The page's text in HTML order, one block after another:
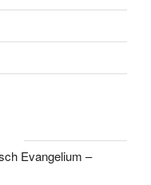
Evangelium –